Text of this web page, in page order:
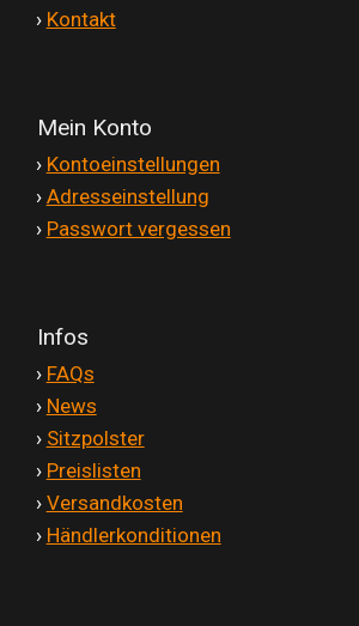
› Kontakt
Mein Konto
› Kontoeinstellungen
› Adresseinstellung
› Passwort vergessen
Infos
› FAQs
› News
› Sitzpolster
› Preislisten
› Versandkosten
› Händlerkonditionen